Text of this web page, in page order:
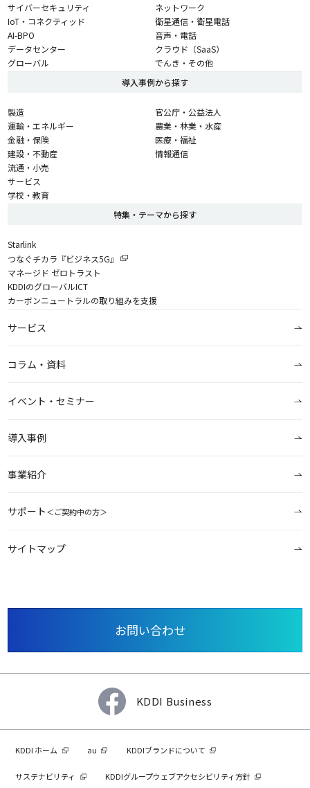
サイバーセキュリティ
IoT・コネクティッド
AI-BPO
データセンター
グローバル
ネットワーク
衛星通信・衛星電話
音声・電話
クラウド（SaaS）
でんき・その他
導入事例から探す
製造
運輸・エネルギー
金融・保険
建設・不動産
流通・小売
サービス
学校・教育
官公庁・公益法人
農業・林業・水産
医療・福祉
情報通信
特集・テーマから探す
Starlink
つなぐチカラ『ビジネス5G』
マネージド ゼロトラスト
KDDIのグローバルICT
カーボンニュートラルの取り組みを支援
サービス
コラム・資料
イベント・セミナー
導入事例
事業紹介
サポート＜ご契約中の方＞
サイトマップ
お問い合わせ
KDDI Business
KDDI ホーム au KDDIブランドについて
サステナビリティ KDDIグループウェブアクセシビリティ方針